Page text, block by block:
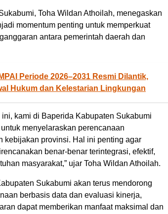
Toha Wildan Athoilah, menegaskan
momentum penting untuk memperkuat
antara pemerintah daerah dan
Periode 2026–2031 Resmi Dilantik,
Hukum dan Kelestarian Lingkungan
kami di Baperida Kabupaten Sukabumi
menyelaraskan perencanaan
kebijakan provinsi. Hal ini penting agar
benar-benar terintegrasi, efektif,
masyarakat,” ujar Toha Wildan Athoilah.
Sukabumi akan terus mendorong
berbasis data dan evaluasi kinerja,
dapat memberikan manfaat maksimal dan